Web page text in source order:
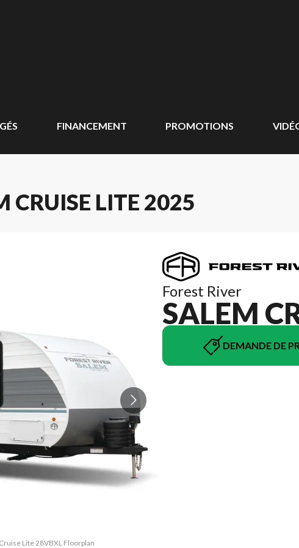
FINANCEMENT PROMOTIONS
CRUISE LITE 2025
Lite 28VBXL Floorplan
Forest River
SALEM
DEMANDE DE